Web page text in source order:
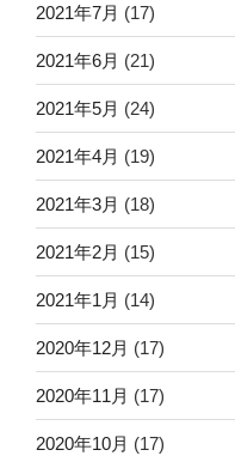
2021年7月 (17)
2021年6月 (21)
2021年5月 (24)
2021年4月 (19)
2021年3月 (18)
2021年2月 (15)
2021年1月 (14)
2020年12月 (17)
2020年11月 (17)
2020年10月 (17)